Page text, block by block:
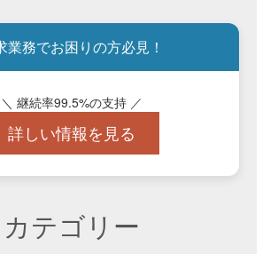
業務でお困りの方必見！
＼ 継続率99.5%の支持 ／
詳しい情報を見る
カテゴリー